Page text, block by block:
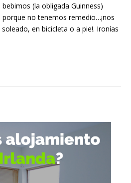
bebimos (la obligada Guinness)
porque no tenemos remedio…¡nos
en bicicleta o a pie!. Ironías